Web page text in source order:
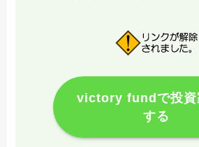
victory fundで投資
する